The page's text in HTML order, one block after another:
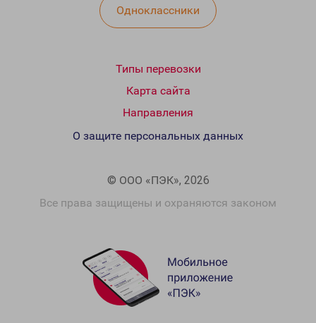
Одноклассники
Типы перевозки
Карта сайта
Направления
© ООО «ПЭК», 2026
Все права защищены и охраняются законом
О защите персональных данных